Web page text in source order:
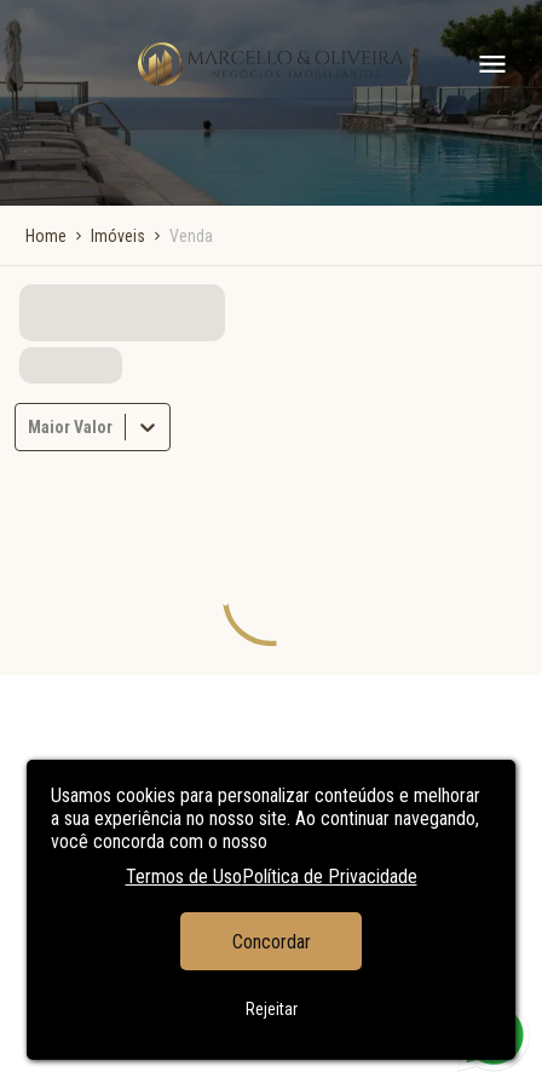
Usamos cookies para personalizar conteúdos e melhorar
a sua experiência no nosso site. Ao continuar navegando,
você concorda com o nosso
Termos de UsoPolítica de Privacidade
Concordar
Rejeitar
Home Imóveis Venda
Maior Valor